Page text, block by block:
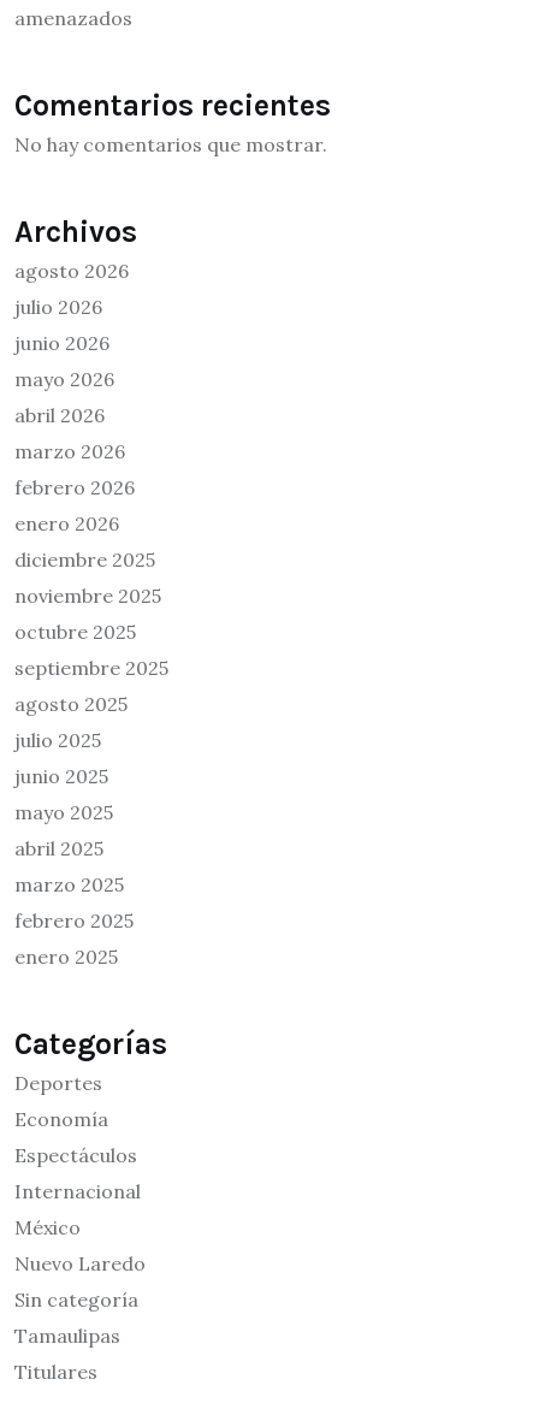
amenazados
Comentarios recientes
No hay comentarios que mostrar.
Archivos
agosto 2026
julio 2026
junio 2026
mayo 2026
abril 2026
marzo 2026
febrero 2026
enero 2026
diciembre 2025
noviembre 2025
octubre 2025
septiembre 2025
agosto 2025
julio 2025
junio 2025
mayo 2025
abril 2025
marzo 2025
febrero 2025
enero 2025
Categorías
Deportes
Economía
Espectáculos
Internacional
México
Nuevo Laredo
Sin categoría
Tamaulipas
Titulares